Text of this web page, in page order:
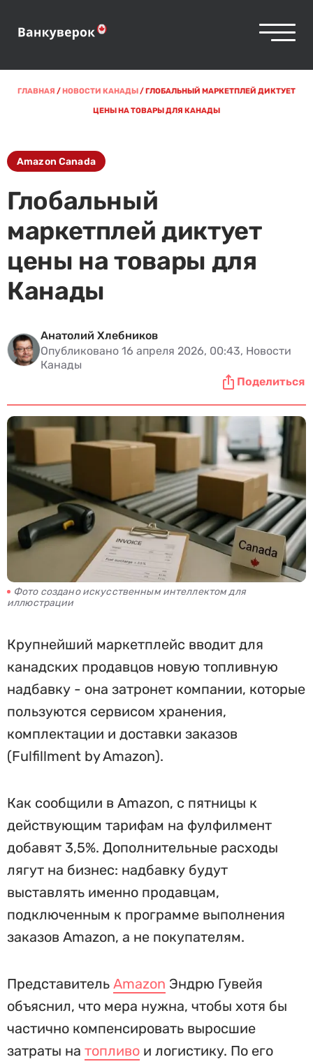
ГЛАВНАЯ /НОВОСТИ КАНАДЫ/ГЛОБАЛЬНЫЙ МАРКЕТПЛЕЙ ДИКТУЕТ
ЦЕНЫ НА ТОВАРЫ ДЛЯ КАНАДЫ
Amazon Canada
Глобальный
маркетплей диктует
цены на товары для
Канады
Анатолий Хлебников
Опубликовано 16 апреля 2026, 00:43, Новости
Канады
Поделиться
Фото создано искусственным интеллектом для
иллюстрации
Крупнейший маркетплейс вводит для
канадских продавцов новую топливную
надбавку - она затронет компании, которые
пользуются сервисом хранения,
комплектации и доставки заказов
(Fulfillment by Amazon).
Как сообщили в Amazon, с пятницы к
действующим тарифам на фулфилмент
добавят 3,5%. Дополнительные расходы
лягут на бизнес: надбавку будут
выставлять именно продавцам,
подключенным к программе выполнения
заказов Amazon, а не покупателям.
Представитель Amazon Эндрю Гувейя
объяснил, что мера нужна, чтобы хотя бы
частично компенсировать выросшие
затраты на топливо и логистику. По его